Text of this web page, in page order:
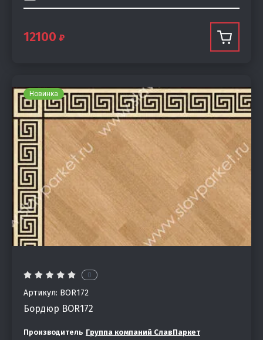
12100
Новинка
0
Артикул: BOR172
Бордюр BOR172
Производитель Группа компаний СлавПаркет